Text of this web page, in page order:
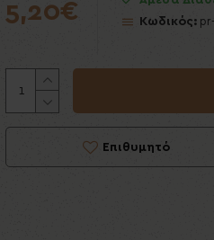
5,20€
Κωδικός:
Επιθυμητό